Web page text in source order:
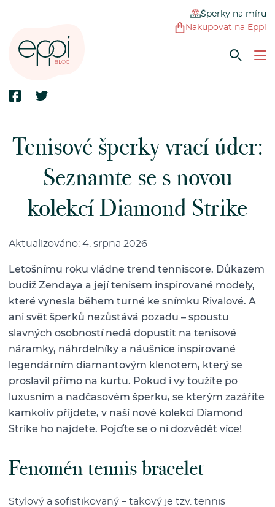
Šperky na míru
Nakupovat na Eppi
Tenisové šperky vrací úder:
Seznamte se s novou
kolekcí Diamond Strike
Aktualizováno: 4. srpna 2026
Letošnímu roku vládne trend tenniscore. Důkazem
budiž Zendaya a její tenisem inspirované modely,
které vynesla během turné ke snímku Rivalové. A
ani svět šperků nezůstává pozadu – spoustu
slavných osobností nedá dopustit na tenisové
náramky, náhrdelníky a náušnice inspirované
legendárním diamantovým klenotem, který se
proslavil přímo na kurtu. Pokud i vy toužíte po
luxusním a nadčasovém šperku, se kterým zazáříte
kamkoliv přijdete, v naší nové kolekci Diamond
Strike ho najdete. Pojďte se o ní dozvědět více!
Fenomén tennis bracelet
Stylový a sofistikovaný – takový je tzv. tennis